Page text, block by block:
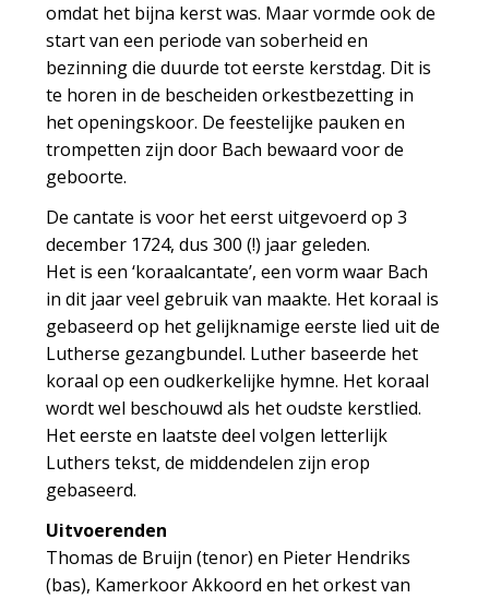
omdat het bijna kerst was. Maar vormde ook de
start van een periode van soberheid en
bezinning die duurde tot eerste kerstdag. Dit is
te horen in de bescheiden orkestbezetting in
het openingskoor. De feestelijke pauken en
trompetten zijn door Bach bewaard voor de
geboorte.
De cantate is voor het eerst uitgevoerd op 3
december 1724, dus 300 (!) jaar geleden.
Het is een ‘koraalcantate’, een vorm waar Bach
in dit jaar veel gebruik van maakte. Het koraal is
gebaseerd op het gelijknamige eerste lied uit de
Lutherse gezangbundel. Luther baseerde het
koraal op een oudkerkelijke hymne. Het koraal
wordt wel beschouwd als het oudste kerstlied.
Het eerste en laatste deel volgen letterlijk
Luthers tekst, de middendelen zijn erop
gebaseerd.
Uitvoerenden
Thomas de Bruijn (tenor) en Pieter Hendriks
(bas), Kamerkoor Akkoord en het orkest van